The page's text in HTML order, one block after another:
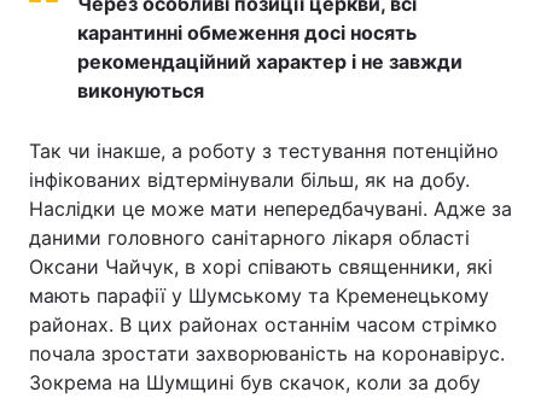
карантинні обмеження досі носять
рекомендаційний характер і не завжди
виконуються
Так чи інакше, а роботу з тестування потенційно
інфікованих відтермінували більш, як на добу.
Наслідки це може мати непередбачувані. Адже за
даними головного санітарного лікаря області
Оксани Чайчук, в хорі співають священники, які
мають парафії у Шумському та Кременецькому
районах. В цих районах останнім часом стрімко
почала зростати захворюваність на коронавірус.
Зокрема на Шумщині був скачок, коли за добу